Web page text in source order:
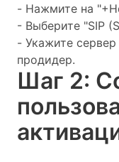
- Нажмите на
- Выберите "SIP
- Укажите
продидер.
Шаг 2: